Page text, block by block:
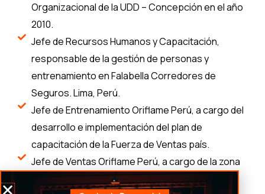
Organizacional de la UDD – Concepción en el año
2010.
Jefe de Recursos Humanos y Capacitación,
responsable de la gestión de personas y
entrenamiento en Falabella Corredores de
Seguros. Lima, Perú.
Jefe de Entrenamiento Oriflame Perú, a cargo del
desarrollo e implementación del plan de
capacitación de la Fuerza de Ventas país.
Jefe de Ventas Oriflame Perú, a cargo de la zona
Sur del Perú (Arequipa, Tacna, Puno y Cusco)